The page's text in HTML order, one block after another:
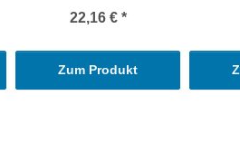
22,16 € *
Zum Produkt